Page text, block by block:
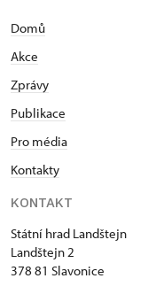
Domů
Akce
Zprávy
Publikace
Pro média
Kontakty
KONTAKT
Státní hrad Landštejn
Landštejn 2
378 81 Slavonice